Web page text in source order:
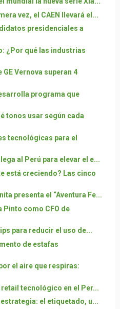
vez, el CAEN llevará el...
presidenciales a
¿Por qué las industrias
GE Vernova superan 4
programa que
tonos usar según cada
tecnológicas para el
al Perú para elevar el e...
está creciendo? Las cinco
presenta el “Aventura Fe...
Pinto como CFO de
para reducir el uso de...
de estafas
el aire que respiras:
tecnológico en el Per...
el etiquetado, u...